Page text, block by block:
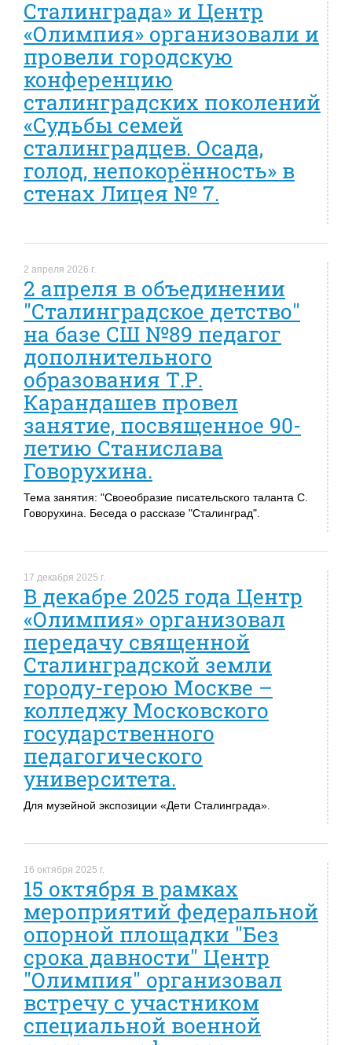
Сталинграда» и Центр
«Олимпия» организовали и
провели городскую
конференцию
сталинградских поколений
«Судьбы семей
сталинградцев. Осада,
голод, непокорённость» в
стенах Лицея № 7.
2 апреля 2026 г.
2 апреля в объединении
"Сталинградское детство"
на базе СШ №89 педагог
дополнительного
образования Т.Р.
Карандашев провел
занятие, посвященное 90-
летию Станислава
Говорухина.
Тема занятия: "Своеобразие писательского таланта С.
Говорухина. Беседа о рассказе "Сталинград".
17 декабря 2025 г.
В декабре 2025 года Центр
«Олимпия» организовал
передачу священной
Сталинградской земли
городу-герою Москве –
колледжу Московского
государственного
педагогического
университета.
Для музейной экспозиции «Дети Сталинграда».
16 октября 2025 г.
15 октября в рамках
мероприятий федеральной
опорной площадки "Без
срока давности" Центр
"Олимпия" организовал
встречу с участником
специальной военной